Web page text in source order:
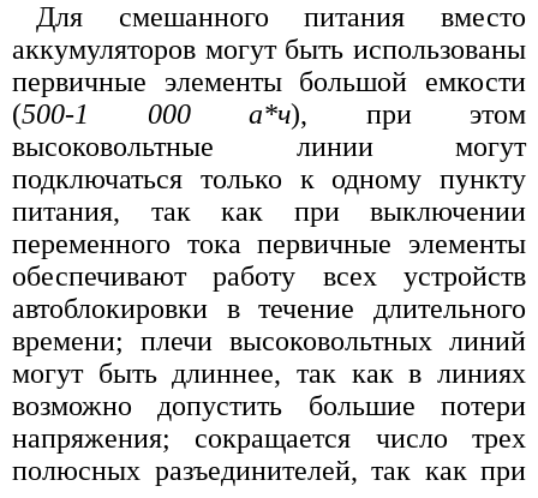
Для смешанного питания вместо
аккумуляторов могут быть использованы
первичные элементы большой емкости
(500-1 000 а*ч), при этом
высоковольтные линии могут
подключаться только к одному пункту
питания, так как при выключении
переменного тока первичные элементы
обеспечивают работу всех устройств
автоблокировки в течение длительного
времени; плечи высоковольтных линий
могут быть длиннее, так как в линиях
возможно допустить большие потери
напряжения; сокращается число трех
полюсных разъединителей, так как при